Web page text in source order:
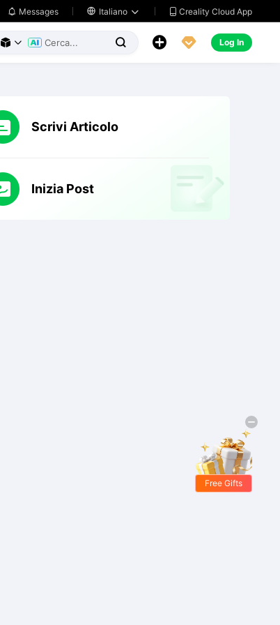
 Messages  Italiano   Creality Cloud App
     Log In
Scrivi Articolo
Inizia Post
Free Gifts